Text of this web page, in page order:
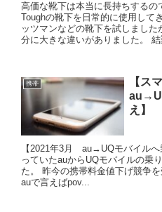
高価な靴下は本当に長持ちする
Toughの靴下を日常的に使用して
ッツマンなどの靴下を試しまし
分に大きな違いがありました。
携帯
【ス
え】
【2021年3月 au→UQモバイル
っていたauからUQモバイルの乗
た。 昨今の携帯料金値下げ競争
auで言えばpov...